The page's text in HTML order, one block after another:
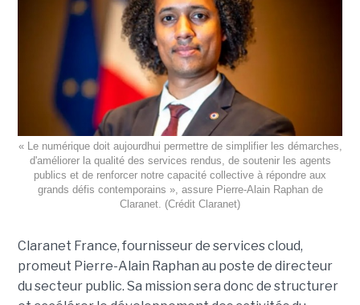
« Le numérique doit aujourdhui permettre de simplifier les démarches,
d'améliorer la qualité des services rendus, de soutenir les agents
publics et de renforcer notre capacité collective à répondre aux
grands défis contemporains », assure Pierre-Alain Raphan de
Claranet. (Crédit Claranet)
Claranet France, fournisseur de services cloud,
promeut Pierre-Alain Raphan au poste de directeur
du secteur public. Sa mission sera donc de structurer